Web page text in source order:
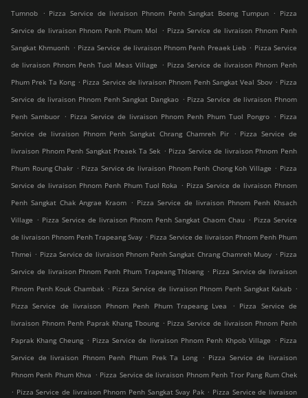
Tumnob
. Pizza Service de livraison Phnom Penh Sangkat Boeng Tumpun . Pizza
Service de livraison Phnom Penh Phum Mol
. Pizza Service de livraison Phnom Penh
Sangkat Khmuonh . Pizza Service de livraison Phnom Penh Preaek Lieb . Pizza Service
de livraison Phnom Penh Tuol Meas Village
. Pizza Service de livraison Phnom Penh
Phum Prek Ta Kong . Pizza Service de livraison Phnom Penh Sangkat Veal Sbov . Pizza
Service de livraison Phnom Penh Sangkat Dangkao . Pizza Service de livraison Phnom
Penh Sambuor . Pizza Service de livraison Phnom Penh Phum Tuol Pongro . Pizza
Service de livraison Phnom Penh Sangkat Chrang Chamreh Pir
. Pizza Service de
livraison Phnom Penh Sangkat Preaek Ta Sek . Pizza Service de livraison Phnom Penh
Phum Roung Chakr . Pizza Service de livraison Phnom Penh Chong Koh Village . Pizza
Service de livraison Phnom Penh Phum Tuol Roka . Pizza Service de livraison Phnom
Penh Sangkat Chak Angrae Kraom . Pizza Service de livraison Phnom Penh Khsach
Village . Pizza Service de livraison Phnom Penh Sangkat Chaom Chau . Pizza Service
de livraison Phnom Penh Trapeang Svay . Pizza Service de livraison Phnom Penh Phum
Thmei . Pizza Service de livraison Phnom Penh Sangkat Chrang Chamreh Muoy . Pizza
Service de livraison Phnom Penh Phum Trapeang Thloeng . Pizza Service de livraison
Phnom Penh Kouk Chambak . Pizza Service de livraison Phnom Penh Sangkat Kakab .
Pizza Service de livraison Phnom Penh Phum Trapeang Lvea
. Pizza Service de
livraison Phnom Penh Paprak Khang Tboung . Pizza Service de livraison Phnom Penh
Paprak Khang Cheung . Pizza Service de livraison Phnom Penh Khpob Village . Pizza
Service de livraison Phnom Penh Phum Prek Ta Long
. Pizza Service de livraison
Phnom Penh Phum Khva . Pizza Service de livraison Phnom Penh Tror Pang Rum Chek
. Pizza Service de livraison Phnom Penh Sangkat Svay Pak . Pizza Service de livraison